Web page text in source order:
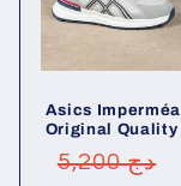
Asics
Original Quality
Prix
5,200 دج